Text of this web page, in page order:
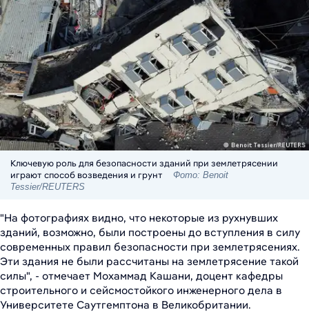
Ключевую роль для безопасности зданий при землетрясении
играют способ возведения и грунт
Фото: Benoit
Tessier/REUTERS
"На фотографиях видно, что некоторые из рухнувших
зданий, возможно, были построены до вступления в силу
современных правил безопасности при землетрясениях.
Эти здания не были рассчитаны на землетрясение такой
силы", - отмечает Мохаммад Кашани, доцент кафедры
строительного и сейсмостойкого инженерного дела в
Университете Саутгемптона в Великобритании.